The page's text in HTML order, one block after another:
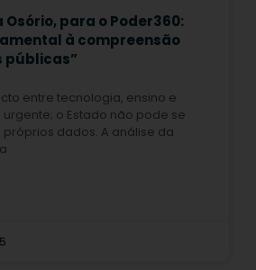
Osório, para o Poder360:
à compreensão
públicas”
entre tecnologia, ensino e
o Estado não pode se
dados. A análise da